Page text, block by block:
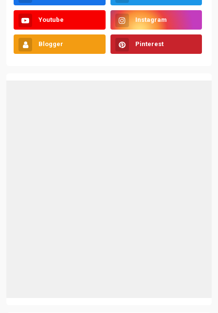
Youtube Instagram
Blogger Pinterest